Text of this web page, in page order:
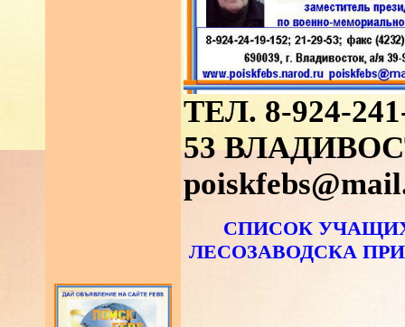
ТЕЛ. 8-924-
53
СПИСОК
ЛЕСОЗАВОДСКА